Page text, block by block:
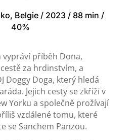
Belgie / 2023 / 88 min /
40%
příběh Dona,
za hrdinstvím, a
Doggy Doga, který hledá
Jejich cesty se zkříží v
Yorku a společně prožívají
vzdálené tomu, které
se Sanchem Panzou.